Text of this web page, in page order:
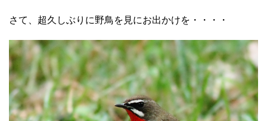
さて、超久しぶりに野鳥を見にお出かけを・・・・